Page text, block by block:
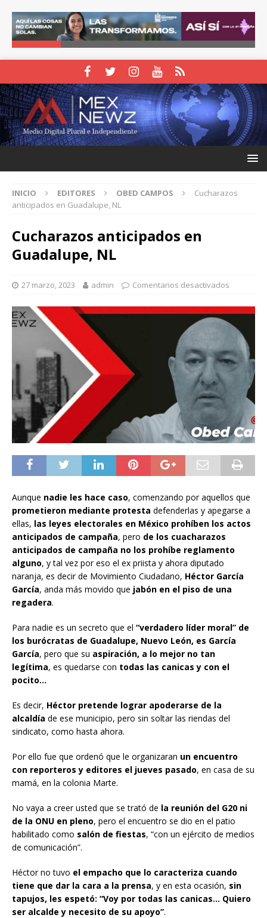
INICIO EDITORES OBED CAMPOS
Cucharazos
anticipados en Guadalupe, NL
Cucharazos anticipados en
Guadalupe, NL
27 marzo, 2023 admin Comentarios desactivados
Aunque nadie les hace caso, comenzando por aquellos que
prometieron mediante protesta defenderlas y apegarse a
ellas, las leyes electorales en México prohíben los actos
anticipados de campaña, pero de los cuacharazos
anticipados de campaña no los prohíbe reglamento
alguno, y tal vez por eso el ex priista y ahora diputado
naranja, es decir de Movimiento Ciudadano, Héctor García
García, anda más movido que jabón en el piso de una
regadera.
Para nadie es un secreto que el “verdadero líder moral” de
los burócratas de Guadalupe, Nuevo León, es García
García, pero que su aspiración, a lo mejor no tan
legítima, es quedarse con todas las canicas y con el
pocito…
Es decir, Héctor pretende lograr apoderarse de la
alcaldía de ese municipio, pero sin soltar las riendas del
sindicato, como hasta ahora.
Por ello fue que ordenó que le organizaran un encuentro
con reporteros y editores el jueves pasado, en casa de su
mamá, en la colonia Marte.
No vaya a creer usted que se trató de la reunión del G20 ni
de la ONU en pleno, pero el encuentro se dio en el patio
habilitado como salón de fiestas, “con un ejército de medios
de comunicación”.
Héctor no tuvo el empacho que lo caracteriza cuando
tiene que dar la cara a la prensa, y en esta ocasión, sin
tapujos, les espetó: “Voy por todas las canicas… Quiero
ser alcalde y necesito de su apoyo”.